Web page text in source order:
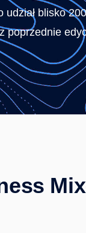
udział blisko
poprzednie